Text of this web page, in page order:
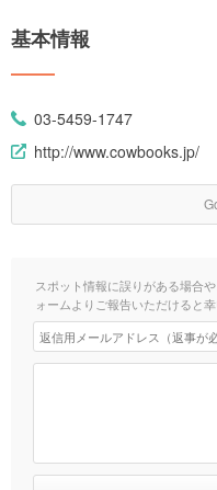
基本情報
03-5459-1747
http://www.cowbooks.jp/
スポット情報に誤りがある場合
ォームよりご報告いただけると幸